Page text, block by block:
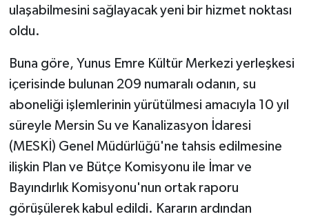
ulaşabilmesini sağlayacak yeni bir hizmet noktası
oldu.
Buna göre, Yunus Emre Kültür Merkezi yerleşkesi
içerisinde bulunan 209 numaralı odanın, su
aboneliği işlemlerinin yürütülmesi amacıyla 10 yıl
süreyle Mersin Su ve Kanalizasyon İdaresi
(MESKİ) Genel Müdürlüğü'ne tahsis edilmesine
ilişkin Plan ve Bütçe Komisyonu ile İmar ve
Bayındırlık Komisyonu'nun ortak raporu
görüşülerek kabul edildi. Kararın ardından